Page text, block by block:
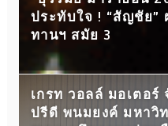
ประทับใจ ! “สัญชัย”
ทานฯ สมัย 3
เกรท วอลล์ มอเตอ
ปรีดี พนมยงค์ มหาวิ